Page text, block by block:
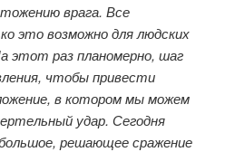
врага. Все
это возможно для людских
этот раз планомерно, шаг
чтобы привести
в котором мы можем
удар. Сегодня
решающее сражение